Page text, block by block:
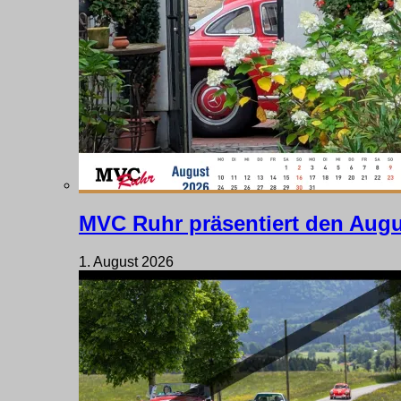
MVC Ruhr präsentiert den
1. August 2026